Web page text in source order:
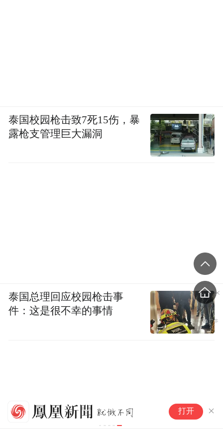
打开
泰国校园枪击致7死15伤，暴
露枪支管理巨大漏洞
泰国总理回应校园枪击事
件：这是很不幸的事情